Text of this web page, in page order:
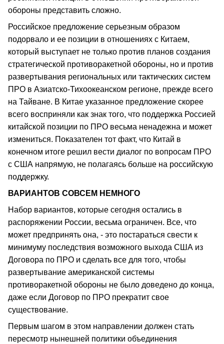
обороны представить сложно.
Российское предложение серьезным образом
подорвало и ее позиции в отношениях с Китаем,
который выступает не только против планов создания
стратегической противоракетной обороны, но и против
развертывания региональных или тактических систем
ПРО в Азиатско-Тихоокеанском регионе, прежде всего
на Тайване. В Китае указанное предложение скорее
всего восприняли как знак того, что поддержка Россией
китайской позиции по ПРО весьма ненадежна и может
измениться. Показателен тот факт, что Китай в
конечном итоге решил вести диалог по вопросам ПРО
с США напрямую, не полагаясь больше на российскую
поддержку.
ВАРИАНТОВ СОВСЕМ НЕМНОГО
Набор вариантов, которые сегодня остались в
распоряжении России, весьма ограничен. Все, что
может предпринять она, - это постараться свести к
минимуму последствия возможного выхода США из
Договора по ПРО и сделать все для того, чтобы
развертывание американской системы
противоракетной обороны не было доведено до конца,
даже если Договор по ПРО прекратит свое
существование.
Первым шагом в этом направлении должен стать
пересмотр нынешней политики объединения